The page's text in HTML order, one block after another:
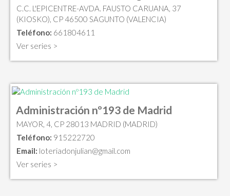
C.C. L'EPICENTRE-AVDA. FAUSTO CARUANA, 37
(KIOSKO), CP 46500 SAGUNTO (VALENCIA)
Teléfono: 661804611
Ver series >
Administración nº193 de Madrid
MAYOR, 4, CP 28013 MADRID (MADRID)
Teléfono: 915222720
Email: loteriadonjulian@gmail.com
Ver series >